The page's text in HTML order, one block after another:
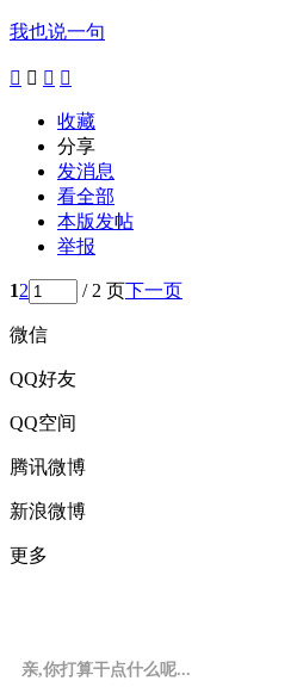
我也说一句
   
收藏
分享
发消息
看全部
本版发帖
举报
12 / 2 页下一页
微信
QQ好友
QQ空间
腾讯微博
新浪微博
更多
亲,你打算干点什么呢...